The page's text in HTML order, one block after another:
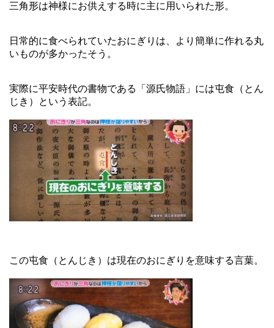
三角形は神様にお供えする時に主に用いられた形。
日常的に食べられていたおにぎりは、より簡単に作れる丸
いものが多かったそう。
実際に平安時代の書物である「源氏物語」には屯食（とん
じき）という表記。
この屯食（とんじき）は現在のおにぎりを意味する言葉。